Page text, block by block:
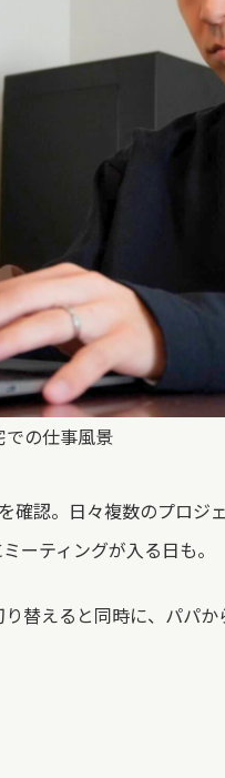
での仕事風景
認。日々複数のプロジ
ーティングが入る日も。
替えると同時に、パパ